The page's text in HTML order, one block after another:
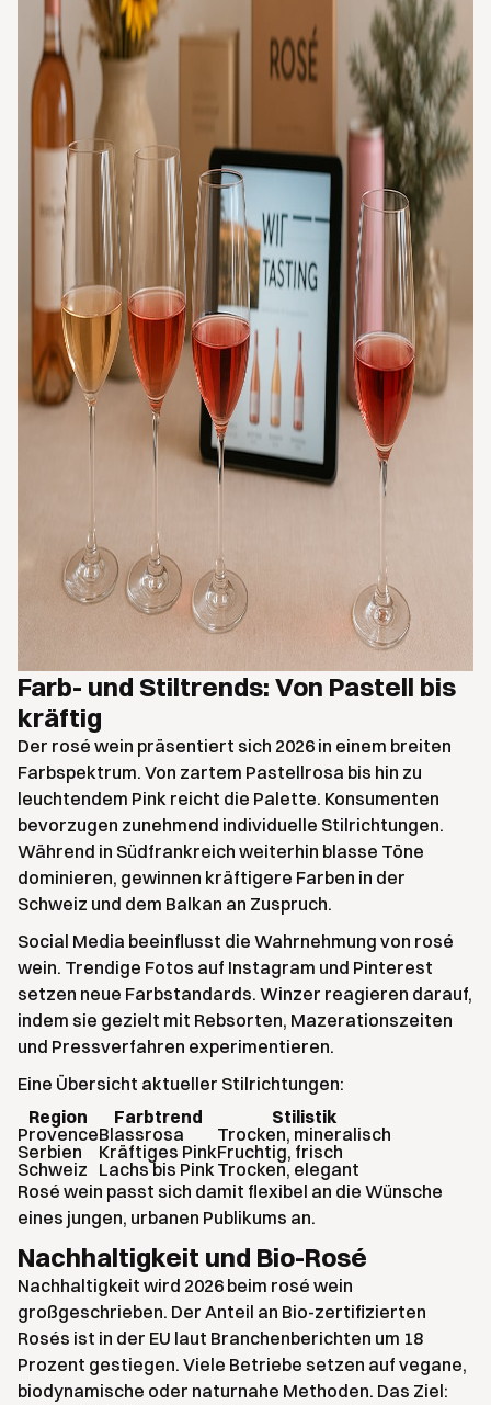
Farb- und Stiltrends: Von Pastell bis
kräftig
Der rosé wein präsentiert sich 2026 in einem breiten
Farbspektrum. Von zartem Pastellrosa bis hin zu
leuchtendem Pink reicht die Palette. Konsumenten
bevorzugen zunehmend individuelle Stilrichtungen.
Während in Südfrankreich weiterhin blasse Töne
dominieren, gewinnen kräftigere Farben in der
Schweiz und dem Balkan an Zuspruch.
Social Media beeinflusst die Wahrnehmung von rosé
wein. Trendige Fotos auf Instagram und Pinterest
setzen neue Farbstandards. Winzer reagieren darauf,
indem sie gezielt mit Rebsorten, Mazerationszeiten
und Pressverfahren experimentieren.
Eine Übersicht aktueller Stilrichtungen:
Region
Farbtrend
Stilistik
ProvenceBlassrosa
Trocken, mineralisch
Serbien
Kräftiges PinkFruchtig, frisch
Schweiz Lachs bis PinkTrocken, elegant
Rosé wein passt sich damit flexibel an die Wünsche
eines jungen, urbanen Publikums an.
Nachhaltigkeit und Bio-Rosé
Nachhaltigkeit wird 2026 beim rosé wein
großgeschrieben. Der Anteil an Bio-zertifizierten
Rosés ist in der EU laut Branchenberichten um 18
Prozent gestiegen. Viele Betriebe setzen auf vegane,
biodynamische oder naturnahe Methoden. Das Ziel: